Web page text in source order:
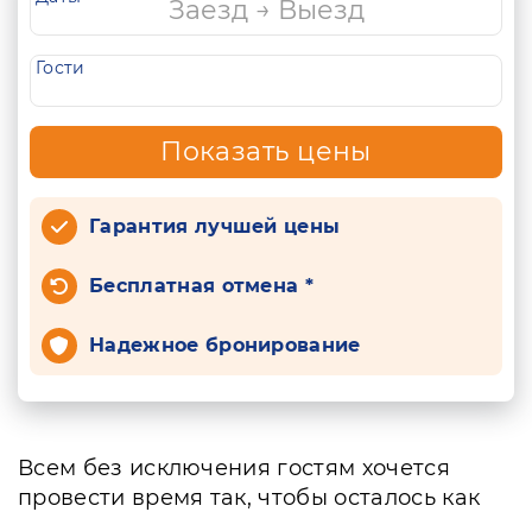
Гости
Показать цены
Гарантия лучшей цены
Бесплатная отмена *
Надежное бронирование
Всем без исключения гостям хочется
провести время так, чтобы осталось как